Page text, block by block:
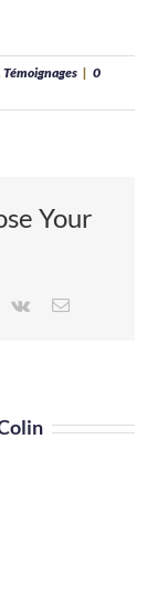
Témoignages | 0
Your
Vk Email